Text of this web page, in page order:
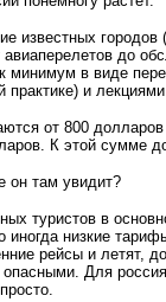
известных
до
в виде
и
от 800
К этой сумме
он там увидит?
туристов в
низкие
рейсы и
Для